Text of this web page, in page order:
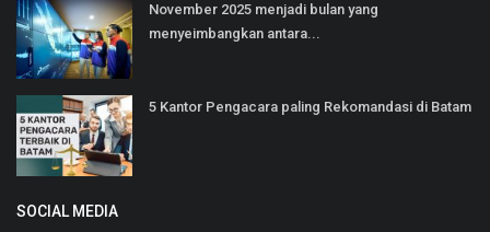
November 2025 menjadi bulan yang
menyeimbangkan antara...
5 Kantor Pengacara paling Rekomandasi di Batam
SOCIAL MEDIA